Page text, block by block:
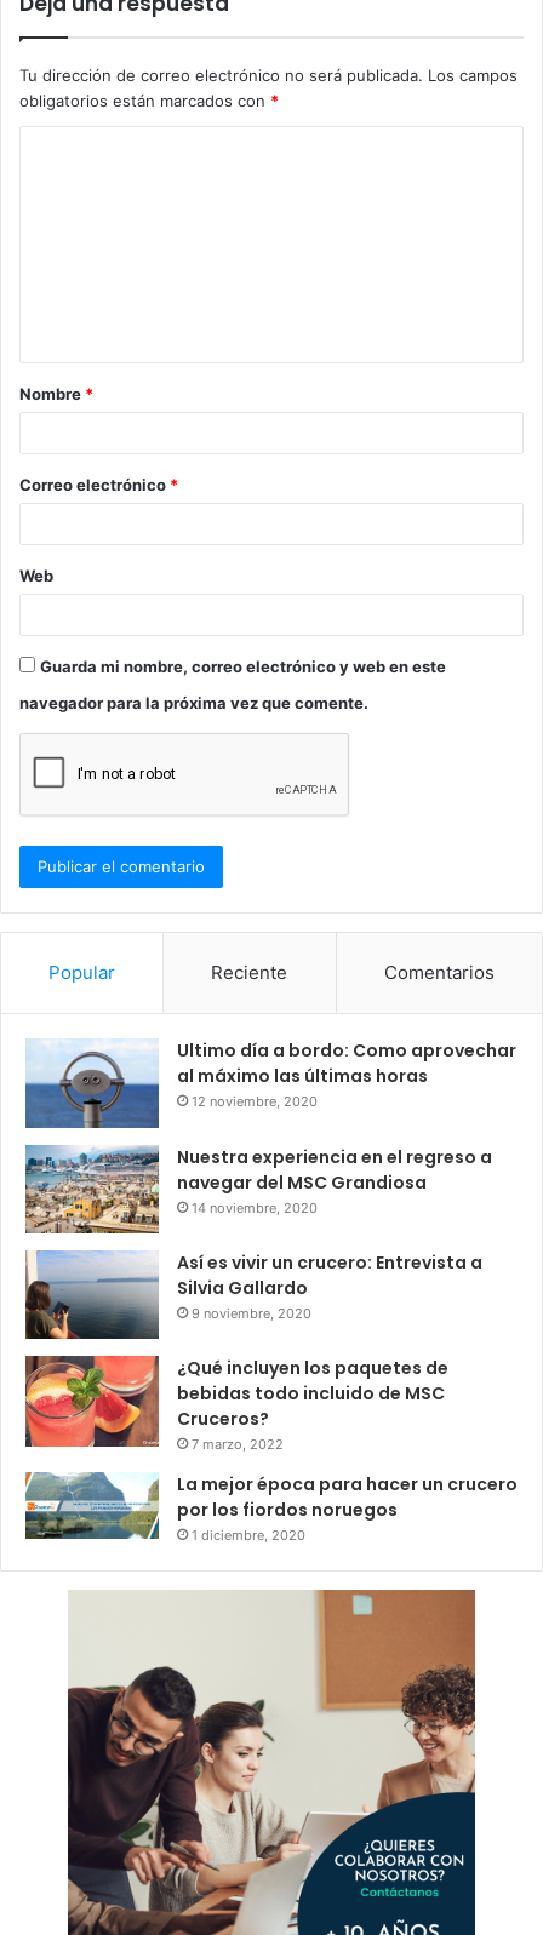
Tu dirección de correo electrónico no será publicada. Los campos
obligatorios están marcados con *
a
r
*
Nombre *
Correo electrónico *
Web
Guarda mi nombre, correo electrónico y web en este
navegador para la próxima vez que comente.
Popular Reciente Comentarios
Ultimo día a bordo: Como aprovechar
al máximo las últimas horas
12 noviembre, 2020
Nuestra experiencia en el regreso a
navegar del MSC Grandiosa
14 noviembre, 2020
Así es vivir un crucero: Entrevista a
Silvia Gallardo
9 noviembre, 2020
¿Qué incluyen los paquetes de
bebidas todo incluido de MSC
Cruceros?
7 marzo, 2022
La mejor época para hacer un crucero
por los fiordos noruegos
1 diciembre, 2020